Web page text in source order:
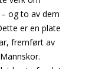
og to av dem
er en plate
fremført av